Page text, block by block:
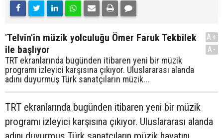
'Telvin'in müzik yolculuğu Ömer Faruk Tekbilek
ile başlıyor
TRT ekranlarında bugünden itibaren yeni bir müzik
programı izleyici karşısına çıkıyor. Uluslararası alanda
adını duyurmuş Türk sanatçıların müzik...
A+
A-
TRT ekranlarında bugünden itibaren yeni bir müzik
programı izleyici karşısına çıkıyor. Uluslararası alanda